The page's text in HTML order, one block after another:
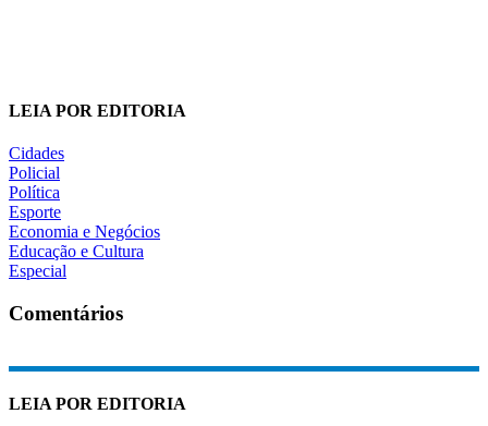
LEIA POR EDITORIA
Cidades
Policial
Política
Esporte
Economia e Negócios
Educação e Cultura
Especial
Comentários
LEIA POR EDITORIA